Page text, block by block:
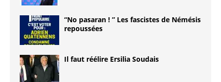
“No pasaran ! ” Les fascistes de Némésis
repoussées
Il faut réélire Ersilia Soudais